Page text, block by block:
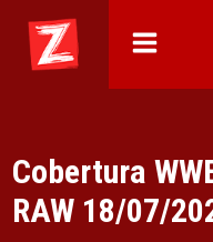
Cobertura
RAW 18/07/